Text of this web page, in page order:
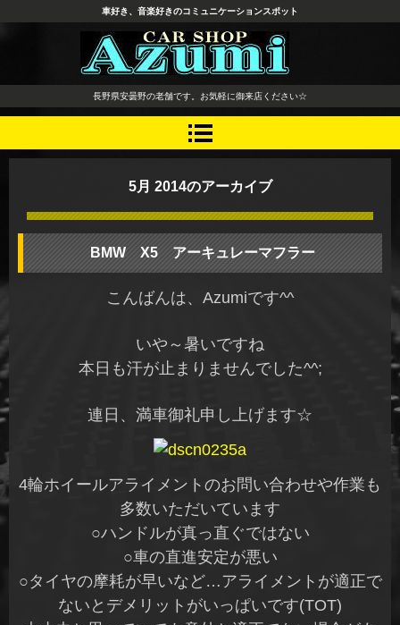
長野県 安曇野市 タイヤ ホ
イール デッドニング カーオ
ーディオ レカロシート
車好き、音楽好きのコミュニケーションスポット
長野県安曇野の老舗です。お気軽に御来店ください☆
5月 2014のアーカイブ
BMW X5 アーキュレーマフラー
こんばんは、Azumiです^^
いや～暑いですね
本日も汗が止まりませんでした^^;
連日、満車御礼申し上げます☆
4輪ホイールアライメントのお問い合わせや作業も
多数いただいています
○ハンドルが真っ直ぐではない
○車の直進安定が悪い
○タイヤの摩耗が早いなど…アライメントが適正で
ないとデメリットがいっぱいです(TOT)